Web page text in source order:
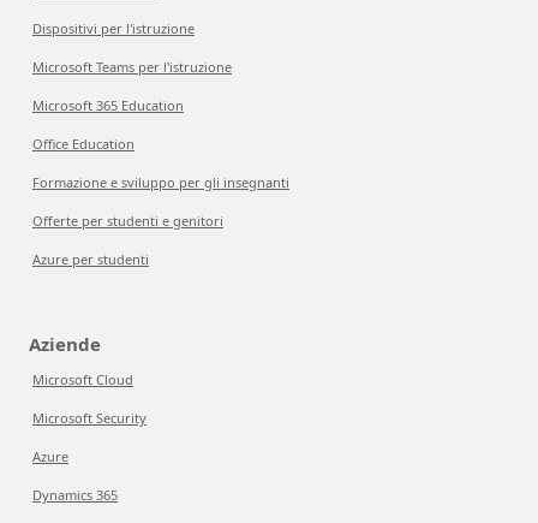
Dispositivi per l'istruzione
Microsoft Teams per l'istruzione
Microsoft 365 Education
Office Education
Formazione e sviluppo per gli insegnanti
Offerte per studenti e genitori
Azure per studenti
Aziende
Microsoft Cloud
Microsoft Security
Azure
Dynamics 365